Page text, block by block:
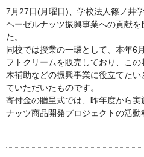
7月27日(月曜日)、学校法人篠ノ井
ヘーゼルナッツ振興事業への貢献
た。
同校では授業の一環として、本年6
フトクリームを販売しており、こ
木補助などの振興事業に役立てた
ていただいたものです。
寄付金の贈呈式では、昨年度から
ナッツ商品開発プロジェクトの活動